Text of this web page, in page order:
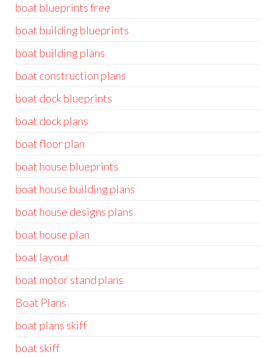
boat blueprints free
boat building blueprints
boat building plans
boat construction plans
boat dock blueprints
boat dock plans
boat floor plan
boat house blueprints
boat house building plans
boat house designs plans
boat house plan
boat layout
boat motor stand plans
Boat Plans
boat plans skiff
boat skiff